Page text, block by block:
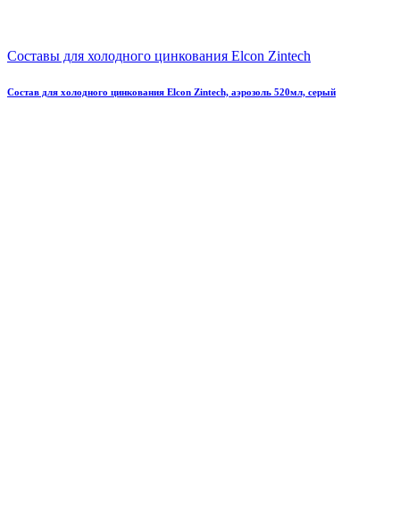
Составы для холодного цинкования Elcon Zintech
Состав для холодного цинкования Elcon Zintech, аэрозоль 520мл, серый